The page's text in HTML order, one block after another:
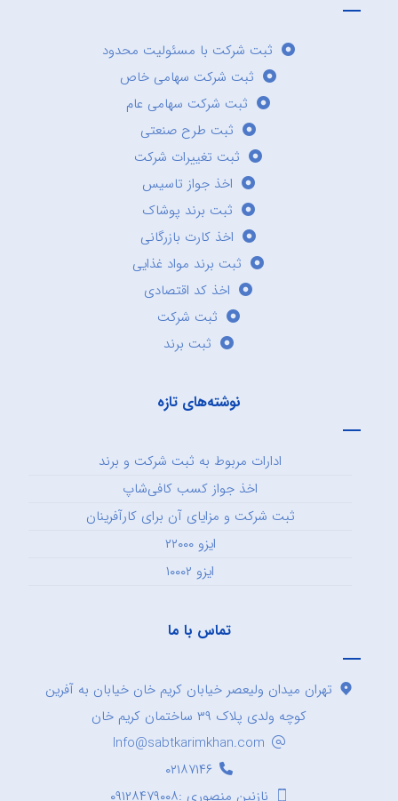
ثبت شرکت با مسئولیت محدود
ثبت شرکت سهامی خاص
ثبت شرکت سهامی عام
ثبت طرح صنعتی
ثبت تغییرات شرکت
اخذ جواز تاسیس
ثبت برند پوشاک
اخذ کارت بازرگانی
ثبت برند مواد غذایی
اخذ کد اقتصادی
ثبت شرکت
ثبت برند
نوشته‌های تازه
ادارات مربوط به ثبت شرکت و برند
اخذ جواز کسب کافی‌شاپ
ثبت شرکت و مزایای آن برای کارآفرینان
ایزو ۲۲۰۰۰
ایزو ۱۰۰۰۲
تماس با ما
تهران میدان ولیعصر خیابان کریم خان خیابان به آفرین
کوچه ولدی پلاک ۳۹ ساختمان کریم خان
Info@sabtkarimkhan.com
۰۲۱۸۷۱۴۶
نازنین منصوری :۰۹۱۲۸۴۷۹۰۰۸